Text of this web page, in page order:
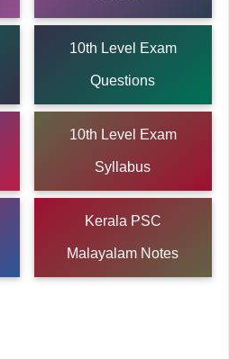
10th Level Exam
Questions
10th Level Exam
Syllabus
Kerala PSC
Malayalam Notes